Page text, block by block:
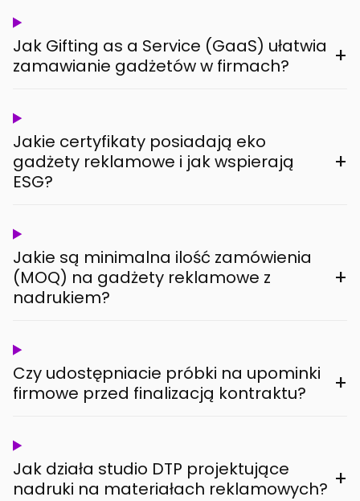
Jak Gifting as a Service (GaaS) ułatwia
zamawianie gadżetów w firmach?
+
Jakie certyfikaty posiadają eko
gadżety reklamowe i jak wspierają
ESG?
+
Jakie są minimalna ilość zamówienia
(MOQ) na gadżety reklamowe z
nadrukiem?
+
Czy udostępniacie próbki na upominki
firmowe przed finalizacją kontraktu?
+
Jak działa studio DTP projektujące
nadruki na materiałach reklamowych? +